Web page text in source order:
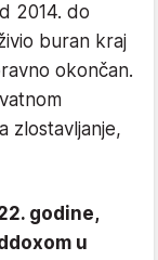
2014. do
buran kraj
okončan.
zlostavljanje,
godine,
u